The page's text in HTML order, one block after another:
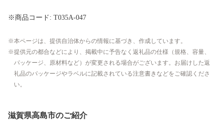
※商品コード: T035A-047
本ページは、提供自治体からの情報に基づき、作成しています。
提供元の都合などにより、掲載中に予告なく返礼品の仕様（規格、容量、
パッケージ、原材料など）が変更される場合がございます。お届けした返
礼品のパッケージやラベルに記載されている注意書きなどをご確認くださ
い。
滋賀県高島市のご紹介